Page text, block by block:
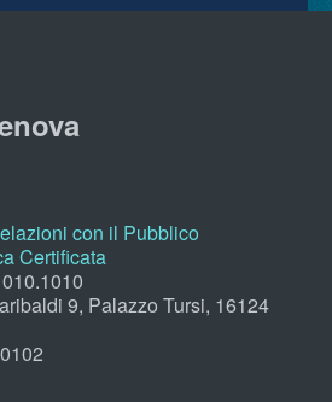
con il Pubblico
Certificata
9, Palazzo Tursi, 16124